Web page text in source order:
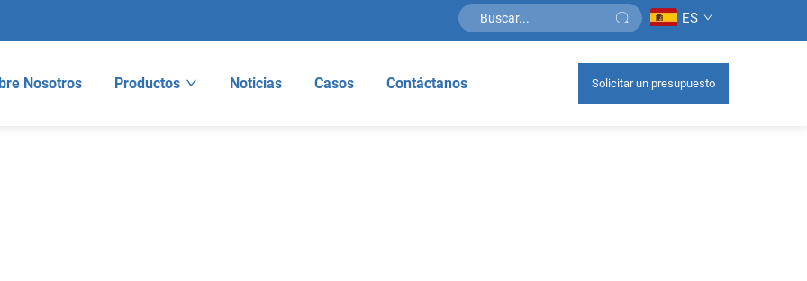
ES
Nosotros Productos Noticias Casos Contáctanos Solicitar un presupuesto